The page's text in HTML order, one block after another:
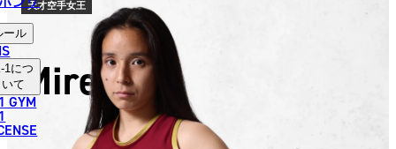
中文（简体）
中文（繁體）
ไทย
العربية
ール
1につ
いて
GYM
天才空手女王
Mirei